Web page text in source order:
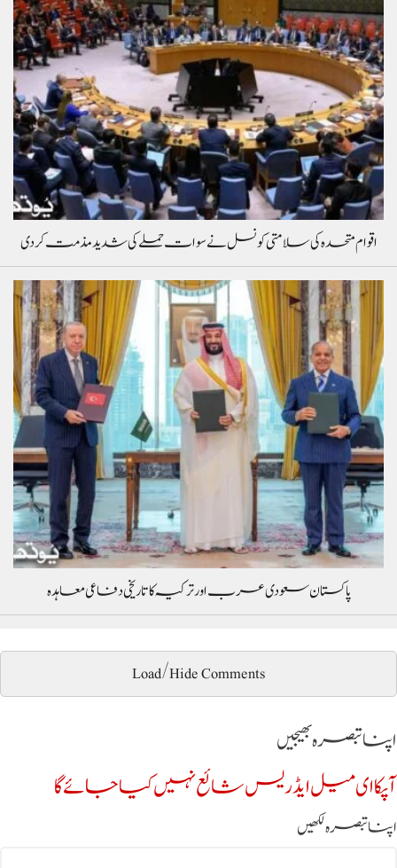
اقوام متحدہ کی سلامتی کونسل نے سوات حملے کی شدید مذمت کردی
پاکستان سعودی عرب اور ترکیہ کا تاریخی دفاعی معاہدہ
Load/Hide Comments
اپنا تبصرہ بھیجیں
آپکا ای میل ایڈریس شائع نہیں کیا جائے گا
اپنا تبصرہ لکھیں